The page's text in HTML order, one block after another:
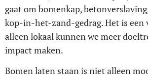
gaat om bomenkap,
kop-in-het-zand-gedrag. Het is een
alleen lokaal kunnen we meer
impact maken.
Bomen laten staan is niet alleen